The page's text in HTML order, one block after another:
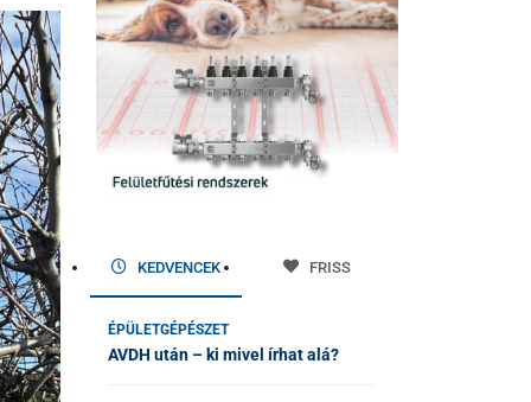
KEDVENCEK FRISS
ÉPÜLETGÉPÉSZET
AVDH után – ki mivel írhat alá?